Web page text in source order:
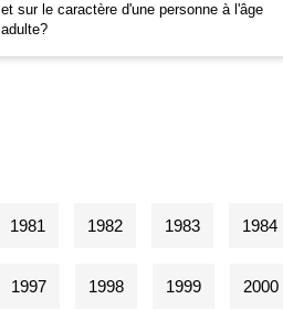
et sur le caractère d'une personne à l'âge
adulte?
1981 1982 1983 1984
1997 1998 1999 2000